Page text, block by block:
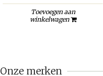
Toevoegen aan
winkelwagen
Onze merken